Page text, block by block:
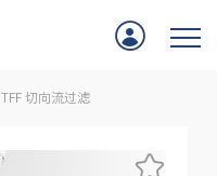
TFF 切向流过滤